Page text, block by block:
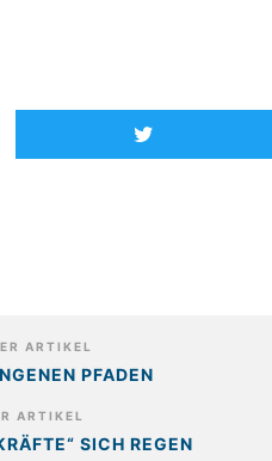
ARTIKEL
PFADEN
ARTIKEL
SICH REGEN